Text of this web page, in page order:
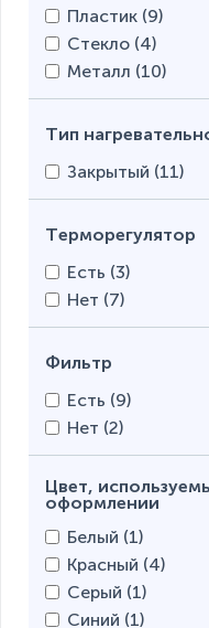
Пластик (9)
Стекло (4)
Металл (10)
Тип
Закрытый (11)
Терморегулятор
Есть (3)
Нет (7)
Фильтр
Есть (9)
Нет (2)
Цвет,
оформлении
Белый (1)
Красный (4)
Серый (1)
Синий (1)